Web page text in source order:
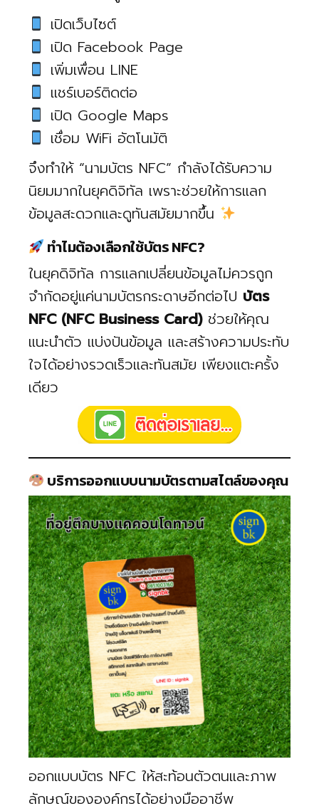
เปิดเว็บไซต์
เปิด Facebook Page
เพิ่มเพื่อน LINE
แชร์เบอร์ติดต่อ
เปิด Google Maps
เชื่อม WiFi อัตโนมัติ
จึงทำให้ “นามบัตร NFC” กำลังได้รับความ
นิยมมากในยุคดิจิทัล เพราะช่วยให้การแลก
ข้อมูลสะดวกและดูทันสมัยมากขึ้น
ทำไมต้องเลือกใช้บัตร NFC?
ในยุคดิจิทัล การแลกเปลี่ยนข้อมูลไม่ควรถูก
จำกัดอยู่แค่นามบัตรกระดาษอีกต่อไป บัตร
NFC (NFC Business Card)ช่วยให้คุณ
แนะนำตัว แบ่งปันข้อมูล และสร้างความประทับ
ใจได้อย่างรวดเร็วและทันสมัย เพียงแตะครั้ง
เดียว
บริการออกแบบนามบัตรตามสไตล์ของคุณ
ออกแบบบัตร NFC ให้สะท้อนตัวตนและภาพ
ลักษณ์ขององค์กรได้อย่างมืออาชีพ